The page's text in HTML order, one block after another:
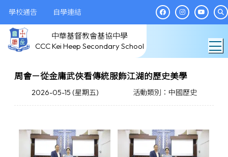
學校通告 自學連結
中華基督教會基協中學
CCC Kei Heep Secondary School
周會－從金庸武俠看傳統服飾江湖的歷史美學
2026-05-15 (星期五) 活動類別：中國歷史